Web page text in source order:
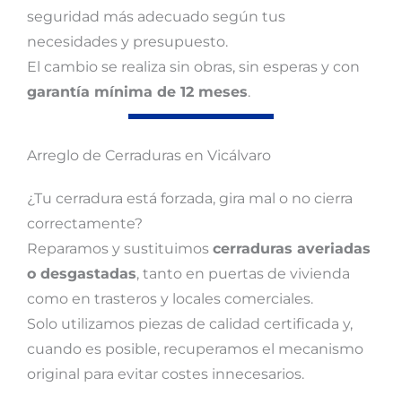
seguridad más adecuado según tus
necesidades y presupuesto.
El cambio se realiza sin obras, sin esperas y con
garantía mínima de 12 meses.
Arreglo de Cerraduras en Vicálvaro
¿Tu cerradura está forzada, gira mal o no cierra
correctamente?
Reparamos y sustituimos cerraduras averiadas
o desgastadas, tanto en puertas de vivienda
como en trasteros y locales comerciales.
Solo utilizamos piezas de calidad certificada y,
cuando es posible, recuperamos el mecanismo
original para evitar costes innecesarios.